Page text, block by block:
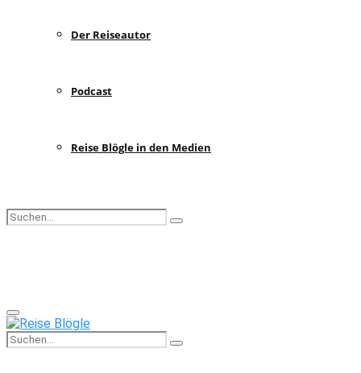
Der Reiseautor
Podcast
Reise Blögle in den Medien
Search
Search
Primary
Menu
Search
for:
Search